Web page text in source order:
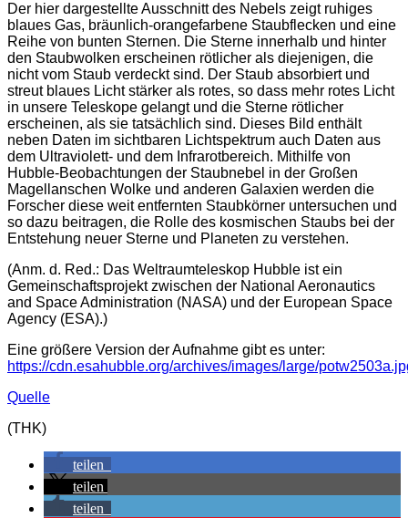
Der hier dargestellte Ausschnitt des Nebels zeigt ruhiges
blaues Gas, bräunlich-orangefarbene Staubflecken und eine
Reihe von bunten Sternen. Die Sterne innerhalb und hinter
den Staubwolken erscheinen rötlicher als diejenigen, die
nicht vom Staub verdeckt sind. Der Staub absorbiert und
streut blaues Licht stärker als rotes, so dass mehr rotes Licht
in unsere Teleskope gelangt und die Sterne rötlicher
erscheinen, als sie tatsächlich sind. Dieses Bild enthält
neben Daten im sichtbaren Lichtspektrum auch Daten aus
dem Ultraviolett- und dem Infrarotbereich. Mithilfe von
Hubble-Beobachtungen der Staubnebel in der Großen
Magellanschen Wolke und anderen Galaxien werden die
Forscher diese weit entfernten Staubkörner untersuchen und
so dazu beitragen, die Rolle des kosmischen Staubs bei der
Entstehung neuer Sterne und Planeten zu verstehen.
(Anm. d. Red.: Das Weltraumteleskop Hubble ist ein
Gemeinschaftsprojekt zwischen der National Aeronautics
and Space Administration (NASA) und der European Space
Agency (ESA).)
Eine größere Version der Aufnahme gibt es unter:
https://cdn.esahubble.org/archives/images/large/
Quelle
(THK)
teilen
teilen
teilen